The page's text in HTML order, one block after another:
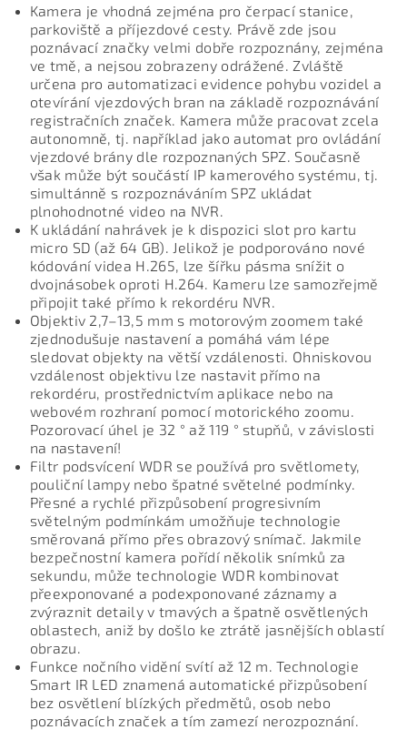
Kamera je vhodná zejména pro čerpací stanice,
parkoviště a příjezdové cesty. Právě zde jsou
poznávací značky velmi dobře rozpoznány, zejména
ve tmě, a nejsou zobrazeny odrážené. Zvláště
určena pro automatizaci evidence pohybu vozidel a
otevírání vjezdových bran na základě rozpoznávání
registračních značek. Kamera může pracovat zcela
autonomně, tj. například jako automat pro ovládání
vjezdové brány dle rozpoznaných SPZ. Současně
však může být součástí IP kamerového systému, tj.
simultánně s rozpoznáváním SPZ ukládat
plnohodnotné video na NVR.
K ukládání nahrávek je k dispozici slot pro kartu
micro SD (až 64 GB). Jelikož je podporováno nové
kódování videa H.265, lze šířku pásma snížit o
dvojnásobek oproti H.264. Kameru lze samozřejmě
připojit také přímo k rekordéru NVR.
Objektiv 2,7–13,5 mm s motorovým zoomem také
zjednodušuje nastavení a pomáhá vám lépe
sledovat objekty na větší vzdálenosti. Ohniskovou
vzdálenost objektivu lze nastavit přímo na
rekordéru, prostřednictvím aplikace nebo na
webovém rozhraní pomocí motorického zoomu.
Pozorovací úhel je 32 ° až 119 ° stupňů, v závislosti
na nastavení!
Filtr podsvícení WDR se používá pro světlomety,
pouliční lampy nebo špatné světelné podmínky.
Přesné a rychlé přizpůsobení progresivním
světelným podmínkám umožňuje technologie
směrovaná přímo přes obrazový snímač. Jakmile
bezpečnostní kamera pořídí několik snímků za
sekundu, může technologie WDR kombinovat
přeexponované a podexponované záznamy a
zvýraznit detaily v tmavých a špatně osvětlených
oblastech, aniž by došlo ke ztrátě jasnějších oblastí
obrazu.
Funkce nočního vidění svítí až 12 m. Technologie
Smart IR LED znamená automatické přizpůsobení
bez osvětlení blízkých předmětů, osob nebo
poznávacích značek a tím zamezí nerozpoznání.